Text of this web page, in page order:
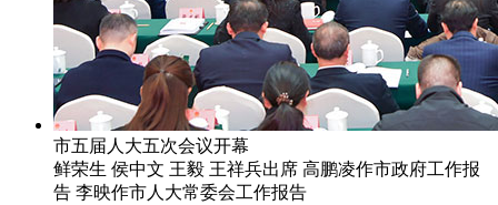
市五届人大五次会议开幕
鲜荣生 侯中文 王毅 王祥兵出席 高鹏凌作市政府工作报
告 李映作市人大常委会工作报告